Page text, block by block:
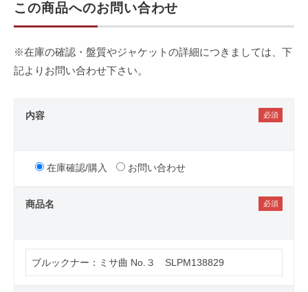
この商品へのお問い合わせ
※在庫の確認・盤質やジャケットの詳細につきましては、下
記よりお問い合わせ下さい。
内容
在庫確認/購入 お問い合わせ
商品名